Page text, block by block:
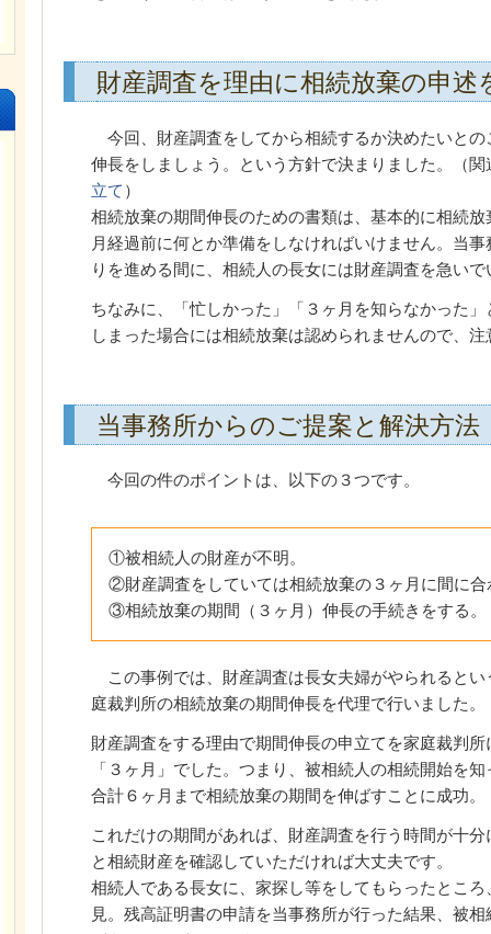
財産調査を理由に相続放棄の申述
今回、財産調査をしてから相続するか決めたいと
伸長をしましょう。という方針で決まりました。（関
立て ）
相続放棄の期間伸長のための書類は、基本的に相続
月経過前に何とか準備をしなければいけません。当
りを進める間に、相続人の長女には財産調査を急い
ちなみに、「忙しかった」「３ヶ月を知らなかった
しまった場合には相続放棄は認められませんので、
当事務所からのご提案と解決方法
今回の件のポイントは、以下の３つです。
①被相続人の財産が不明。
②財産調査をしていては相続放棄の３ヶ月に間に合
③相続放棄の期間（３ヶ月）伸長の手続きをする。
この事例では、財産調査は長女夫婦がやられると
庭裁判所の相続放棄の期間伸長を代理で行いました。
財産調査をする理由で期間伸長の申立てを家庭裁判
「３ヶ月」でした。つまり、被相続人の相続開始を
合計６ヶ月まで相続放棄の期間を伸ばすことに成功。
これだけの期間があれば、財産調査を行う時間が十
と相続財産を確認していただければ大丈夫です。
相続人である長女に、家探し等をしてもらったとこ
見。残高証明書の申請を当事務所が行った結果、被